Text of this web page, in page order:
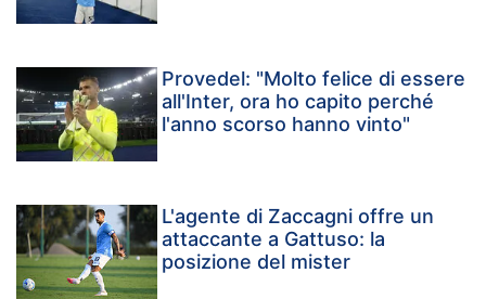
Provedel: "Molto felice di essere
all'Inter, ora ho capito perché
l'anno scorso hanno vinto"
L'agente di Zaccagni offre un
attaccante a Gattuso: la
posizione del mister